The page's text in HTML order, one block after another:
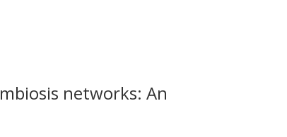
networks: An